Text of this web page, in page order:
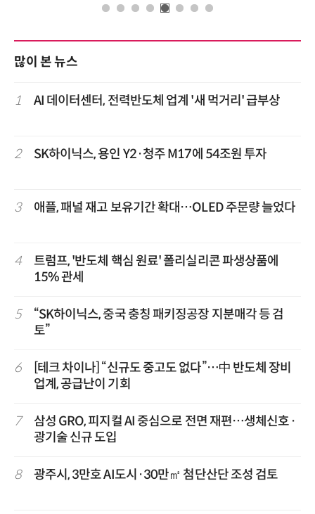
많이 본 뉴스
1 AI 데이터센터, 전력반도체 업계 '새 먹거리' 급부상
2 SK하이닉스, 용인 Y2·청주 M17에 54조원 투자
3 애플, 패널 재고 보유기간 확대…OLED 주문량 늘었다
4
트럼프, '반도체 핵심 원료' 폴리실리콘 파생상품에
15% 관세
5
“SK하이닉스, 중국 충칭 패키징공장 지분매각 등 검
토”
6
[테크 차이나] “신규도 중고도 없다”…中 반도체 장비
업계, 공급난이 기회
7
삼성 GRO, 피지컬 AI 중심으로 전면 재편…생체신호·
광기술 신규 도입
8 광주시, 3만호 AI도시·30만㎡ 첨단산단 조성 검토